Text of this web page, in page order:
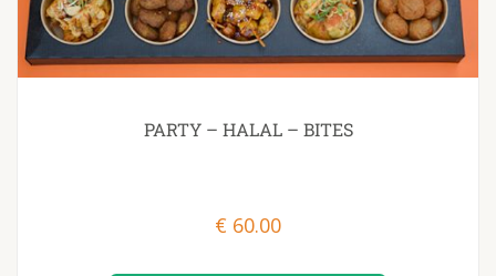
PARTY – HALAL – BITES
€ 60.00